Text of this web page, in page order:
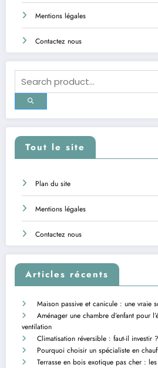
Mentions légales
Contactez nous
Tout le site
Plan du site
Mentions légales
Contactez nous
Articles récents
Maison passive et canicule : une vraie
Aménager une chambre d’enfant pour
ventilation
Climatisation réversible : faut-il investir ?
Pourquoi choisir un spécialiste en
Terrasse en bois exotique pas cher :